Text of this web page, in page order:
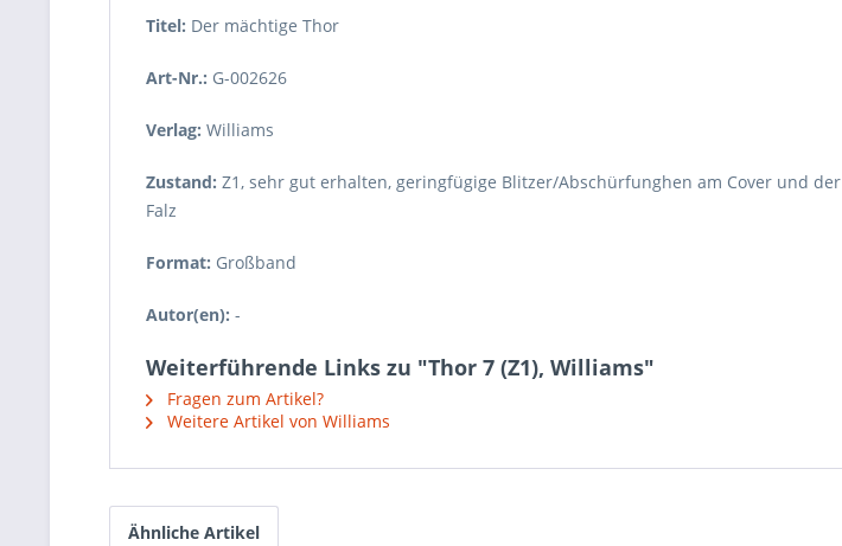
Titel: Der mächtige Thor
Art-Nr.: G-002626
Verlag: Williams
Zustand: Z1, sehr gut erhalten, geringfügige Blitzer/Abschürfunghen am Cover und der
Falz
Format: Großband
Autor(en): -
Weiterführende Links zu "Thor 7 (Z1), Williams"
Fragen zum Artikel?
Weitere Artikel von Williams
Ähnliche Artikel